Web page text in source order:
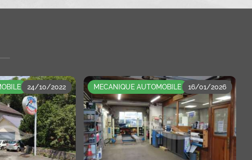
24/10/2022 MECANIQUE AUTOMOBILE 16/01/2026